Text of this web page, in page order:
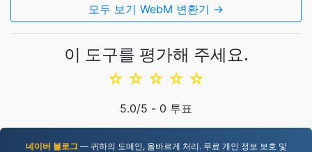
모두 보기 WebM 변환기 →
이 도구를 평가해 주세요.
☆
☆
☆
☆
☆
5.0/5 - 0 투표
네이버 블로그— 귀하의 도메인, 올바르게 처리. 무료 개인 정보 보호 및